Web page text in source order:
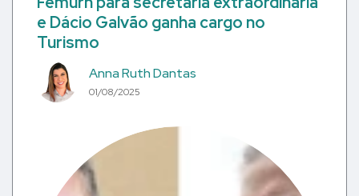
e Dácio Galvão ganha cargo no
Turismo
Anna Ruth Dantas
01/08/2025